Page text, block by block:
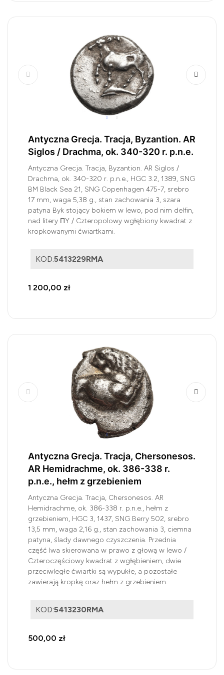
Antyczna Grecja. Tracja, Byzantion. AR
Siglos / Drachma, ok. 340-320 r. p.n.e.
Antyczna Grecja. Tracja, Byzantion. AR Siglos /
Drachma, ok. 340-320 r. p.n.e., HGC 3.2, 1389, SNG
BM Black Sea 21, SNG Copenhagen 475-7, srebro
17 mm, waga 5,38 g., stan zachowania 3, szara
patyna Byk stojący bokiem w lewo, pod nim delfin,
nad litery ΠY / Czteropolowy wgłębiony kwadrat z
kropkowanymi ćwiartkami.
KOD:5413229RMA
1 200,00 zł
Antyczna Grecja. Tracja, Chersonesos.
AR Hemidrachme, ok. 386-338 r.
p.n.e., hełm z grzebieniem
Antyczna Grecja. Tracja, Chersonesos. AR
Hemidrachme, ok. 386-338 r. p.n.e., hełm z
grzebieniem, HGC 3, 1437, SNG Berry 502, srebro
13,5 mm, waga 2,16 g., stan zachowania 3, ciemna
patyna, ślady dawnego czyszczenia. Przednia
część lwa skierowana w prawo z głową w lewo /
Czteroczęściowy kwadrat z wgłębieniem, dwie
przeciwległe ćwiartki są wypukłe, a pozostałe
zawierają kropkę oraz hełm z grzebieniem.
KOD:5413230RMA
500,00 zł